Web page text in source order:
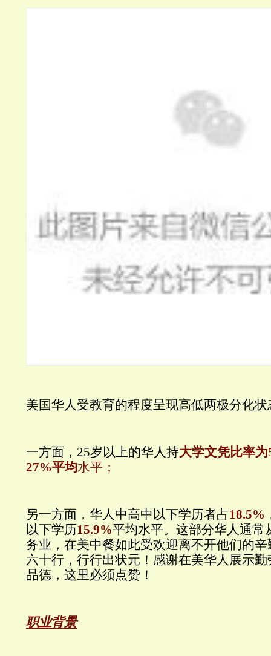
美国华人受教育的程度呈现高低两极分化状
一方面，25岁以上的华人持大学文凭比率
27%平均水平；
另一方面，华人中高中以下学历者占18.5%
以下学历15.9%平均水平。这部分华人通常
务业，在美中餐如此受欢迎离不开他们的
六十行，行行出状元！感谢在美华人展示
品德，这里必须点赞！
职业背景